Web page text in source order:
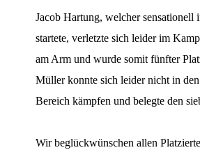
Jacob Hartung, welcher sensationell
startete, verletzte sich leider im
am Arm und wurde somit fünfter
Müller konnte sich leider nicht in
Bereich kämpfen und belegte den
Wir beglückwünschen allen